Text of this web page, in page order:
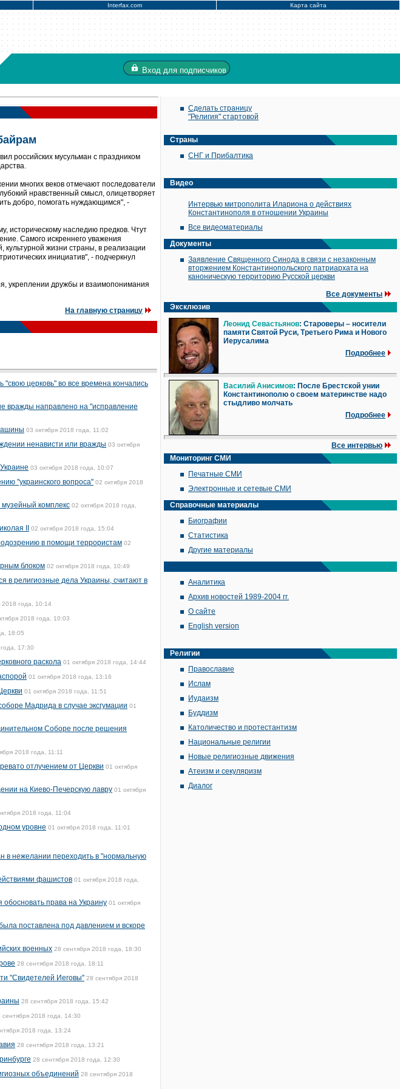
Interfax.com Карта сайта
Вход для подписчиков
российских мусульман с праздником
многих веков отмечают последователи
нравственный смысл, олицетворяет
добро, помогать нуждающимся", -
историческому наследию предков. Чтут
Самого искреннего уважения
культурной жизни страны, в реализации
инициатив", - подчеркнул
укреплении дружбы и взаимопонимания
На главную страницу
церковь" во все времена кончались
вражды направлено на "исправление
03 октября 2018 года, 11:02
ненависти или вражды 03 октября
03 октября 2018 года, 10:07
"украинского вопроса" 02 октября 2018
комплекс 02 октября 2018 года,
II
02 октября 2018 года, 15:04
в помощи террористам 02
блоком 02 октября 2018 года, 10:49
в религиозные дела Украины, считают в
2018 года, 10:14
2018 года, 10:03
18:05
17:30
раскола 01 октября 2018 года, 14:44
01 октября 2018 года, 13:16
01 октября 2018 года, 11:51
Мадрида в случае эксгумации 01
Соборе после решения
2018 года, 11:11
отлучением от Церкви 01 октября
на Киево-Печерскую лавру 01 октября
2018 года, 11:04
уровне 01 октября 2018 года, 11:01
в нежелании переходить в "нормальную
фашистов 01 октября 2018 года,
права на Украину 01 октября
поставлена под давлением и вскоре
военных 28 сентября 2018 года, 18:30
28 сентября 2018 года, 18:11
"Свидетелей Иеговы" 28 сентября 2018
28 сентября 2018 года, 15:42
сентября 2018 года, 14:30
2018 года, 13:24
28 сентября 2018 года, 13:21
28 сентября 2018 года, 12:30
объединений 28 сентября 2018
Сделать страницу
"Религия" стартовой
Страны
СНГ и Прибалтика
Видео
Интервью митрополита Илариона о действиях
Константинополя в отношении Украины
Все видеоматериалы
Документы
Заявление Священного Синода в связи с незаконным
вторжением Константинопольского патриархата на
каноническую территорию Русской церкви
Все документы
Эксклюзив
Леонид Севастьянов: Староверы – носители
памяти Святой Руси, Третьего Рима и Нового
Иерусалима
Подробнее
Василий Анисимов: После Брестской унии
Константинополю о своем материнстве надо
стыдливо молчать
Подробнее
Все интервью
Мониторинг СМИ
Печатные СМИ
Электронные и сетевые СМИ
Справочные материалы
Биографии
Статистика
Другие материалы
Аналитика
Архив новостей 1989-2004 гг.
О сайте
English version
Религии
Православие
Ислам
Иудаизм
Буддизм
Католичество и протестантизм
Национальные религии
Новые религиозные движения
Атеизм и секуляризм
Диалог